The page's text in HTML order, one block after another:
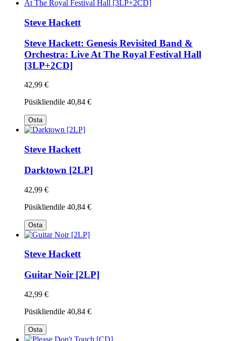
Steve Hackett
Steve Hackett: Genesis Revisited Band &
Orchestra: Live At The Royal Festival Hall
[3LP+2CD]
42,99 €
Püsikliendile 40,84 €
Osta
Steve Hackett
Darktown [2LP]
42,99 €
Püsikliendile 40,84 €
Osta
Steve Hackett
Guitar Noir [2LP]
42,99 €
Püsikliendile 40,84 €
Osta